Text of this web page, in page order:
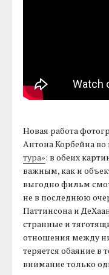
Новая работа
Антона Корбейна
тура»: в обеих
важным, как и
выгодно фильм
не в последнюю
Паттинсона и
странные и
отношения между
теряется обаяние в
внимание только